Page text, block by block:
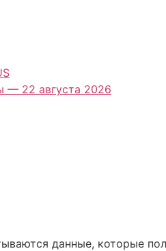
— 22 августа 2026
данные, которые